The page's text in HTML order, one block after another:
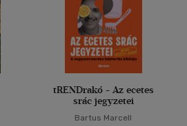
tRENDrakó - Az ecetes
srác jegyzetei
Bartus Marcell